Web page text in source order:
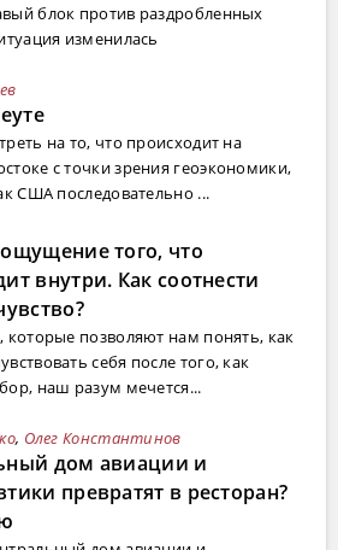
блок против раздробленных
изменилась
на то, что происходит на
с точки зрения геоэкономики,
США последовательно ...
того, что
внутри. Как соотнести
которые позволяют нам понять, как
себя после того, как
наш разум мечется...
, Олег Константинов
дом авиации и
превратят в ресторан?